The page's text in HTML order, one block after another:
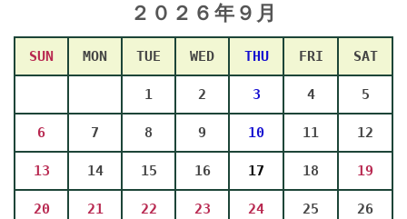
２０２６年９ 月
SUN MON TUE WED THU FRI SAT
1 2 3 4 5
6 7 8 9 10 11 12
13 14 15 16 17 18 19
20 21 22 23 24 25 26